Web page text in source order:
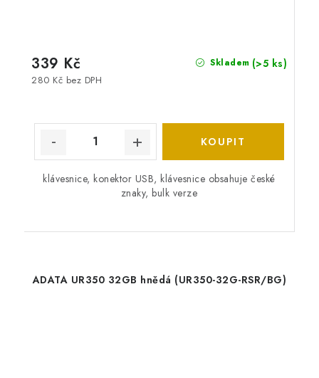
Skladem (>5 ks)
280 Kč bez DPH
339 Kč
klávesnice, konektor USB, klávesnice obsahuje české
znaky, bulk verze
ADATA UR350 32GB hnědá (UR350-32G-RSR/BG)